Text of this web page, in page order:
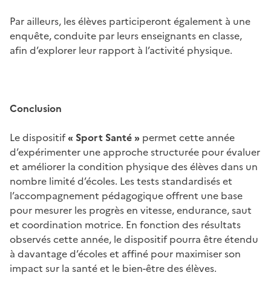
Par ailleurs, les élèves participeront également à une
enquête, conduite par leurs enseignants en classe,
afin d’explorer leur rapport à l’activité physique.
Conclusion
Le dispositif« Sport Santé » permet cette année
d’expérimenter une approche structurée pour évaluer
et améliorer la condition physique des élèves dans un
nombre limité d’écoles. Les tests standardisés et
l’accompagnement pédagogique offrent une base
pour mesurer les progrès en vitesse, endurance, saut
et coordination motrice. En fonction des résultats
observés cette année, le dispositif pourra être étendu
à davantage d’écoles et affiné pour maximiser son
impact sur la santé et le bien-être des élèves.